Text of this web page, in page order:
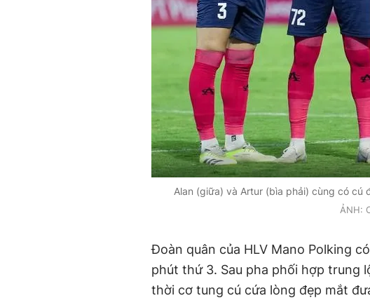
Alan (giữa) và Artur (bìa phải) cùng có cú
ẢNH:
Đoàn quân của HLV Mano Polking
phút thứ 3. Sau pha phối hợp trung
thời cơ tung cú cứa lòng đẹp mắt